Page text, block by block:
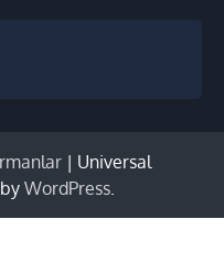
| Universal
WordPress